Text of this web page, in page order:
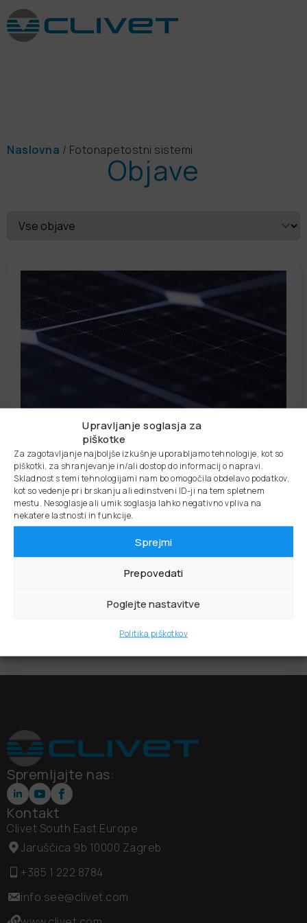
Upravljanje soglasja za
piškotke
Za zagotavljanje najboljše izkušnje uporabljamo tehnologije, kot so
piškotki, za shranjevanje in/ali dostop do informacij o napravi.
Skladnost s temi tehnologijami nam bo omogočila obdelavo podatkov,
kot so vedenje pri brskanju ali edinstveni ID-ji na tem spletnem
mestu. Nesoglasje ali umik soglasja lahko negativno vpliva na
nekatere lastnosti in funkcije.
Sprejmi
Prepovedati
Poglejte nastavitve
Politika piškotkov
Naslovna / Fotonapetostni sistemi
Objave
Do električne energije s pomočjo
sunca: Fotonaponska streha in
varčevanje z energijo
Zahvaljujoč fotonapetostnim sistemom, sedaj lahko
proizvajate čisto električno energijo z uporabo moči
sončne svetlobe. Ti sistemi so idealna rešitev za
Spremljajte nas:
Kontakt
Clivet South East Europe
Jaruščica 9b 10000 Zagreb
+385 1 222 8784
info.see@clivet.com